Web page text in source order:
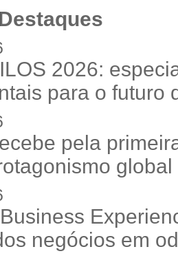
2026:
para o futuro
pela
negócios em